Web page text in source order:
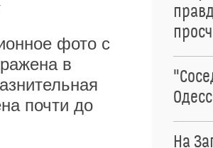
фото с
в
почти до
На